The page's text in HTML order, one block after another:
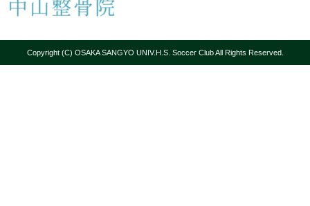
Copyright (C) OSAKA SANGYO UNIV.H.S. Soccer Club All Rights Reserved.